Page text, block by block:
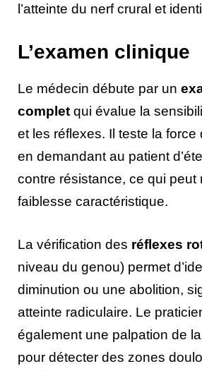
l’atteinte du nerf crural et
L’examen clinique
Le médecin débute par un
complet qui évalue la
et les réflexes. Il teste la force
en demandant au patient
contre résistance, ce qui peut
faiblesse caractéristique.
La vérification des réflexes
niveau du genou) permet
diminution ou une abolition,
atteinte radiculaire. Le
également une palpation de
pour détecter des zones